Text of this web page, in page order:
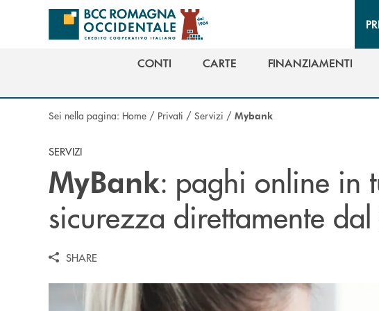
Salta al contenuto principale
CONTI
CARTE
FINANZIAMENTI
Sei nella pagina: Home / Privati / Servizi / Mybank
SERVIZI
MyBank: paghi online in
sicurezza direttamente
SHARE